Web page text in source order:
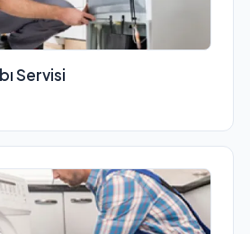
Servisi